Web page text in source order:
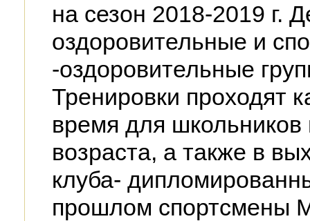
на сезон 2018-2019 г.
оздоровительные и
-оздоровительные
Тренировки проходят
время для
возраста, а также в
клуба-
прошлом спортсмены